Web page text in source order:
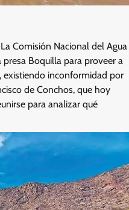
Comisión Nacional del Agua
Boquilla para proveer a
existiendo inconformidad por
de Conchos, que hoy
para analizar qué